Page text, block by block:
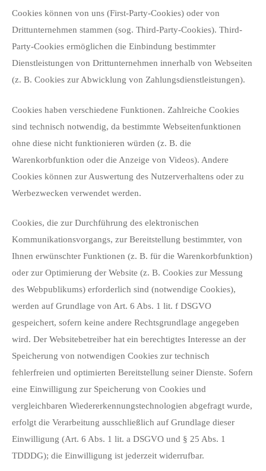
Cookies können von uns (First-Party-Cookies) oder von
Drittunternehmen stammen (sog. Third-Party-Cookies). Third-
Party-Cookies ermöglichen die Einbindung bestimmter
Dienstleistungen von Drittunternehmen innerhalb von Webseiten
(z. B. Cookies zur Abwicklung von Zahlungsdienstleistungen).
Cookies haben verschiedene Funktionen. Zahlreiche Cookies
sind technisch notwendig, da bestimmte Webseitenfunktionen
ohne diese nicht funktionieren würden (z. B. die
Warenkorbfunktion oder die Anzeige von Videos). Andere
Cookies können zur Auswertung des Nutzerverhaltens oder zu
Werbezwecken verwendet werden.
Cookies, die zur Durchführung des elektronischen
Kommunikationsvorgangs, zur Bereitstellung bestimmter, von
Ihnen erwünschter Funktionen (z. B. für die Warenkorbfunktion)
oder zur Optimierung der Website (z. B. Cookies zur Messung
des Webpublikums) erforderlich sind (notwendige Cookies),
werden auf Grundlage von Art. 6 Abs. 1 lit. f DSGVO
gespeichert, sofern keine andere Rechtsgrundlage angegeben
wird. Der Websitebetreiber hat ein berechtigtes Interesse an der
Speicherung von notwendigen Cookies zur technisch
fehlerfreien und optimierten Bereitstellung seiner Dienste. Sofern
eine Einwilligung zur Speicherung von Cookies und
vergleichbaren Wiedererkennungstechnologien abgefragt wurde,
erfolgt die Verarbeitung ausschließlich auf Grundlage dieser
Einwilligung (Art. 6 Abs. 1 lit. a DSGVO und § 25 Abs. 1
TDDDG); die Einwilligung ist jederzeit widerrufbar.